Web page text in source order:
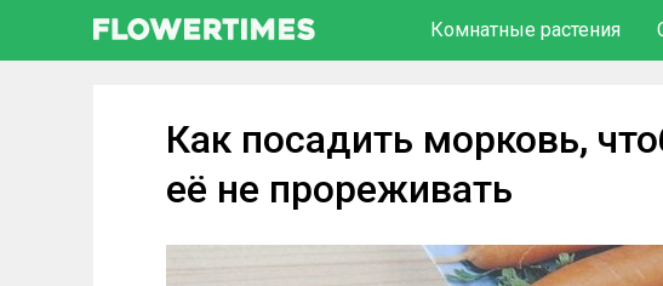
Комнатные растения
Как посадить морковь,
её не прореживать